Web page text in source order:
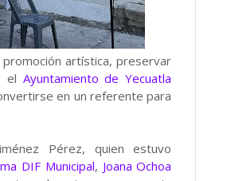
artística, preservar
el Ayuntamiento de Yecuatla
en un referente para
Pérez, quien estuvo
DIF Municipal, Joana Ochoa